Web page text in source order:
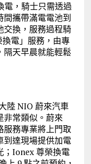
電，騎士只需透過
間攜帶滿電電池到
交換，服務過程騎
電」服務，由專
隔天早晨就能輕鬆
陸 NIO 蔚來汽車
非常類似。蔚來
務專業將上門取
到達現場提供加電
；Ionex 尊榮換電